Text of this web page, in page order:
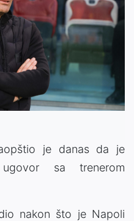
je danas da je
ugovor sa trenerom
nakon što je Napoli